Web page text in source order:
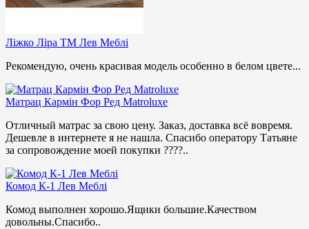
Ліжко Ліра ТМ Лев Меблі
Рекомендую, очень красивая модель особенно в белом цвете...
Матрац Кармін Фор Ред Matroluxe
Отличный матрас за свою цену. Заказ, доставка всё вовремя.
Дешевле в интернете я не нашла. Спасибо оператору Татьяне
за сопровождение моей покупки ????..
Комод К-1 Лев Меблі
Комод выполнен хорошо.Ящики большие.Качеством
довольны.Спасибо..